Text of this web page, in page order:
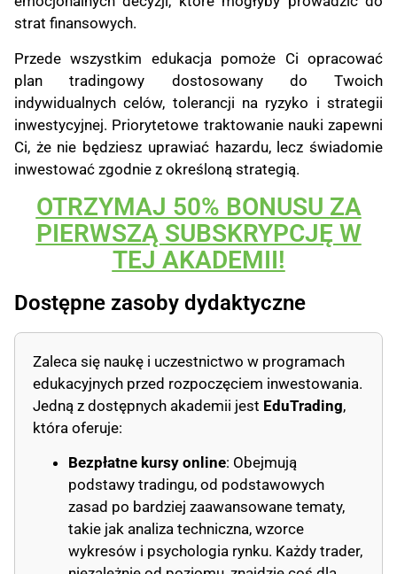
strat finansowych.
Przede wszystkim edukacja pomoże Ci opracować
plan tradingowy dostosowany do Twoich
indywidualnych celów, tolerancji na ryzyko i strategii
inwestycyjnej. Priorytetowe traktowanie nauki zapewni
Ci, że nie będziesz uprawiać hazardu, lecz świadomie
inwestować zgodnie z określoną strategią.
OTRZYMAJ 50% BONUSU ZA
PIERWSZĄ SUBSKRYPCJĘ W
TEJ AKADEMII!
Dostępne zasoby dydaktyczne
Zaleca się naukę i uczestnictwo w programach
edukacyjnych przed rozpoczęciem inwestowania.
Jedną z dostępnych akademii jest EduTrading,
która oferuje:
Bezpłatne kursy online: Obejmują
podstawy tradingu, od podstawowych
zasad po bardziej zaawansowane tematy,
takie jak analiza techniczna, wzorce
wykresów i psychologia rynku. Każdy trader,